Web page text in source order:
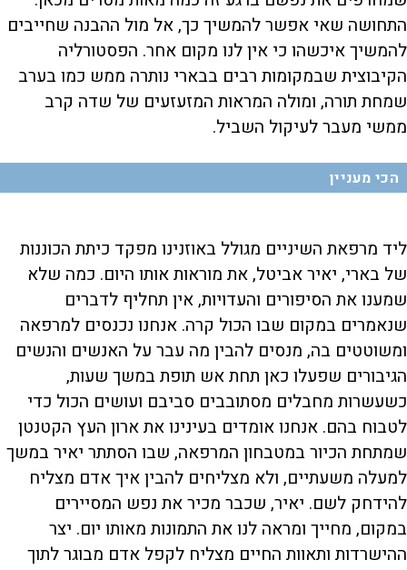
התחושה שאי אפשר להמשיך כך, אל מול ההבנה שחייבים
להמשיך איכשהו כי אין לנו מקום אחר. הפסטורליה
הקיבוצית שבמקומות רבים בבארי נותרה ממש כמו בערב
שמחת תורה, ומולה המראות המזעזעים של שדה קרב
ממשי מעבר לעיקול השביל.
הכי מעניין
ליד מרפאת השיניים מגולל באוזנינו מפקד כיתת הכוננות
של בארי, יאיר אביטל, את מוראות אותו היום. כמה שלא
שמענו את הסיפורים והעדויות, אין תחליף לדברים
שנאמרים במקום שבו הכול קרה. אנחנו נכנסים למרפאה
ומשוטטים בה, מנסים להבין מה עבר על האנשים והנשים
הגיבורים שפעלו כאן תחת אש תופת במשך שעות,
כשעשרות מחבלים מסתובבים סביבם ועושים הכול כדי
לטבוח בהם. אנחנו אומדים בעינינו את ארון העץ הקטנטן
שמתחת הכיור במטבחון המרפאה, שבו הסתתר יאיר במשך
למעלה משעתיים, ולא מצליחים להבין איך אדם מצליח
להידחק לשם. יאיר, שכבר מכיר את נפש המסיירים
במקום, מחייך ומראה לנו את התמונות מאותו יום. יצר
ההישרדות ותאוות החיים מצליח לקפל אדם מבוגר לתוך